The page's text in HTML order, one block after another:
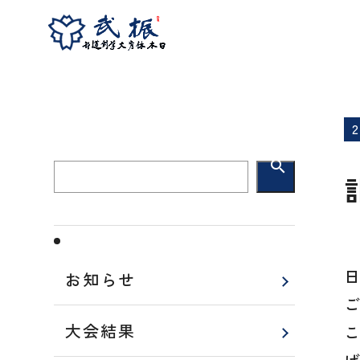
ホーム お知らせ
search
お知らせ
大会結果